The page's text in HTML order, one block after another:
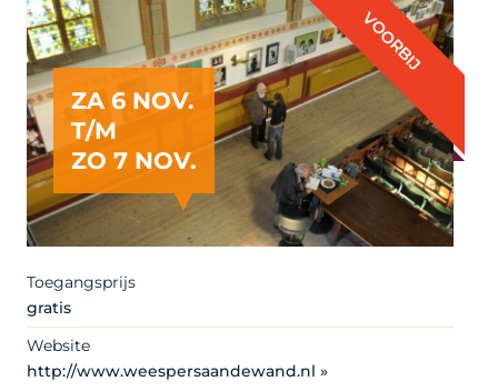
ZA 6 NOV.
T/M
ZO 7 NOV.
VOORBIJ
Toegangsprijs
gratis
Website
http://www.weespersaandewand.nl »